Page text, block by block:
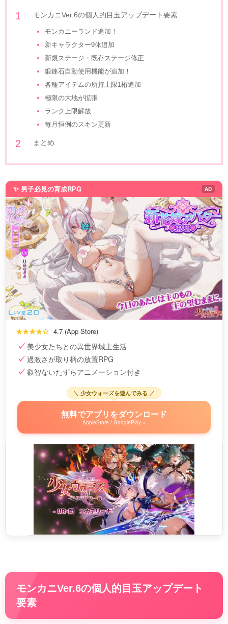
モンカニVer.6の個人的目玉アップデート要素
モンカニーランド追加！
新キャラクター9体追加
新規ステージ・既存ステージ修正
鍛錬石自動使用機能が追加！
各種アイテムの所持上限1桁追加
極限の大地が拡張
ランク上限解放
毎月恒例のスキン更新
まとめ
✨ 男子必見の育成RPG AD
★★★★☆ 4.7 (App Store)
美少女たちとの異世界城主生活
過激さが取り柄の放置RPG
叡智ないたずらアニメーション付き
＼ 少女ウォーズを遊んでみる ／
無料でアプリをダウンロード
AppleStore / GooglePlay »
モンカニVer.6の個人的目玉アップデート
要素